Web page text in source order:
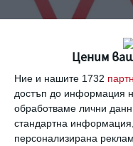
Ценим
Ние и нашите 1732
достъп до информация
обработваме лични
стандартна информация,
персонализирана